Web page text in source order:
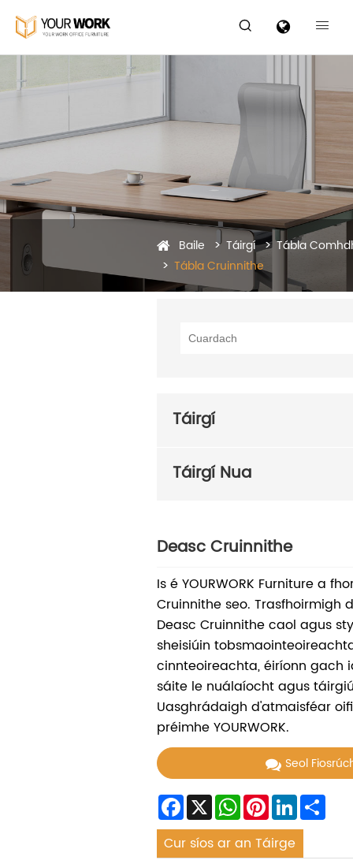
 
Baile Táirgí
Tábla
Tábla Cruinnithe
Táirgí
Táirgí Nua
Deasc Cruinnithe
Is é YOURWORK Furniture a
Cruinnithe seo. Trasfhoirmigh
Deasc Cruinnithe caol agus
sheisiúin
cinnteoireachta, éiríonn gach
sáite le nuálaíocht agus
Uasghrádaigh d'atmaisféar
préimhe YOURWORK.
Seol
Facebook
X WhatsApp
Pinterest
LinkedIn
Cur síos ar an Táirge